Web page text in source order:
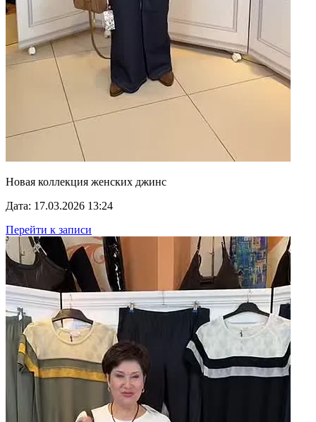
Новая коллекция женских джинс
Дата: 17.03.2026 13:24
Перейти к записи